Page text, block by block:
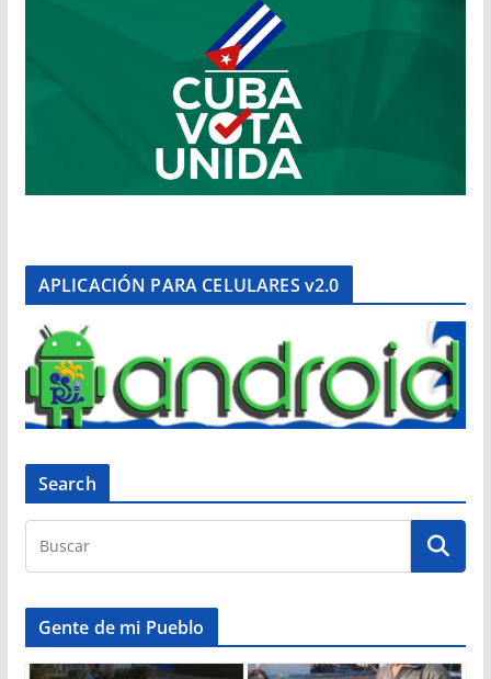
APLICACIÓN PARA CELULARES v2.0
Search
Gente de mi Pueblo